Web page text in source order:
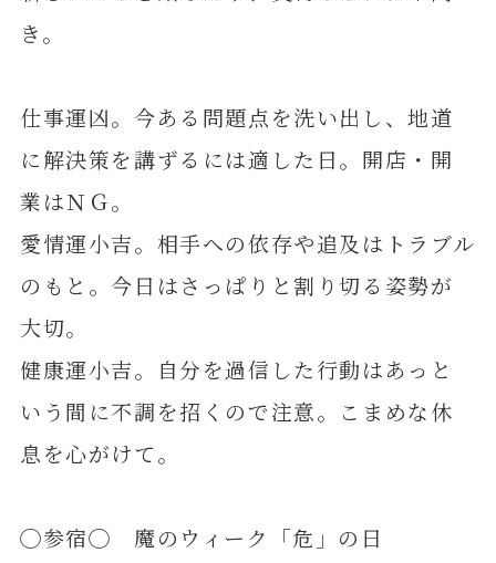
き。
仕事運凶。今ある問題点を洗い出し、地道
に解決策を講ずるには適した日。開店・開
業はＮＧ。
愛情運小吉。相手への依存や追及はトラブル
のもと。今日はさっぱりと割り切る姿勢が
大切。
健康運小吉。自分を過信した行動はあっと
いう間に不調を招くので注意。こまめな休
息を心がけて。
◯参宿◯ 魔のウィーク「危」の日